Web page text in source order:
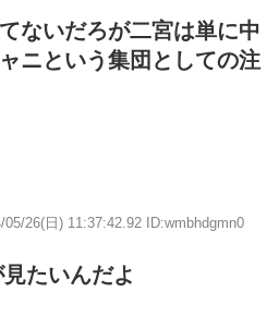
ないだろが二宮は単に中
ニという集団としての注
05/26(日) 11:37:42.92 ID:wmbhdgmn0
たいんだよ